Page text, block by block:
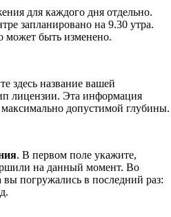
для каждого дня отдельно.
запланировано на 9.30 утра.
может быть изменено.
здесь название вашей
лицензии. Эта информация
допустимой глубины.
. В первом поле укажите,
на данный момент. Во
погружались в последний раз: